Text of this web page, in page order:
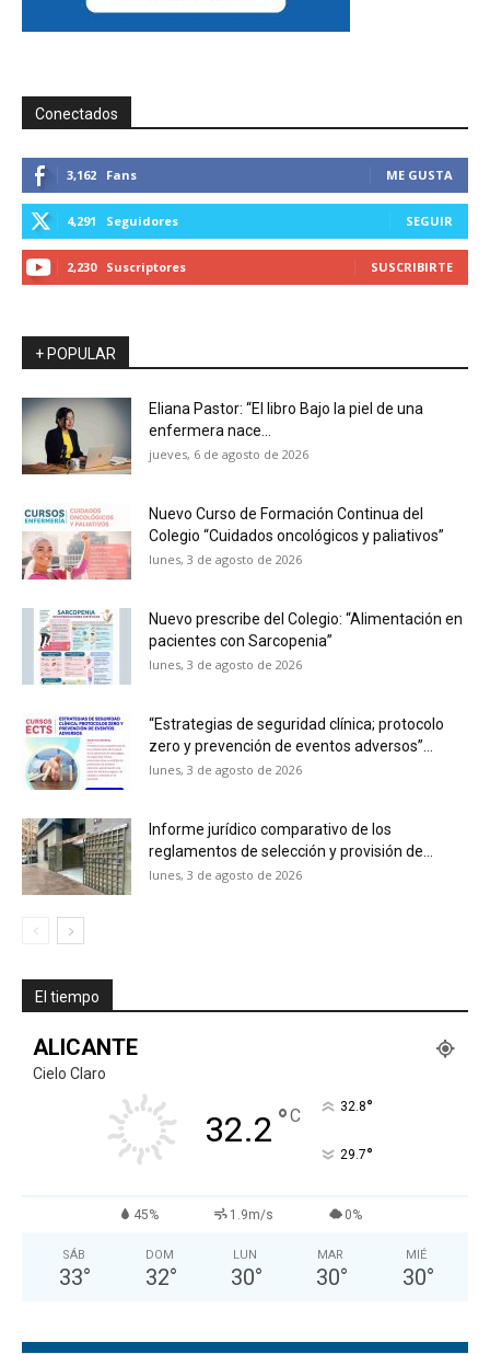
Conectados
3,162 Fans ME GUSTA
4,291 Seguidores SEGUIR
2,230 Suscriptores SUSCRIBIRTE
+ POPULAR
Eliana Pastor: “El libro Bajo la piel de una
enfermera nace...
jueves, 6 de agosto de 2026
Nuevo Curso de Formación Continua del
Colegio “Cuidados oncológicos y paliativos”
lunes, 3 de agosto de 2026
Nuevo prescribe del Colegio: “Alimentación en
pacientes con Sarcopenia”
lunes, 3 de agosto de 2026
“Estrategias de seguridad clínica; protocolo
zero y prevención de eventos adversos”...
lunes, 3 de agosto de 2026
Informe jurídico comparativo de los
reglamentos de selección y provisión de...
lunes, 3 de agosto de 2026
El tiempo
ALICANTE
Cielo Claro
32.2 °C 32.8°
29.7°
45% 1.9m/s 0%
SÁB
33°
DOM
32°
LUN
30°
MAR
30°
MIÉ
30°